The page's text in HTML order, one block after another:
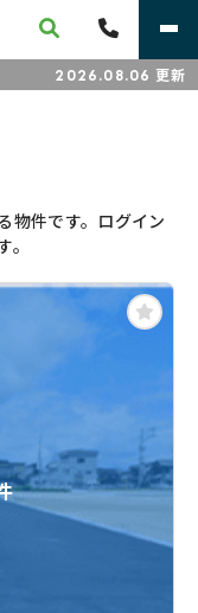
2026.08.06 更新
物件です。ログイン